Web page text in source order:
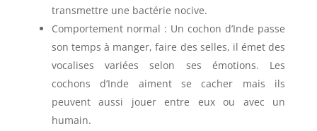
transmettre une bactérie nocive.
Comportement normal : Un cochon d’Inde passe
son temps à manger, faire des selles, il émet des
vocalises variées selon ses émotions. Les
cochons d’Inde aiment se cacher mais ils
peuvent aussi jouer entre eux ou avec un
humain.